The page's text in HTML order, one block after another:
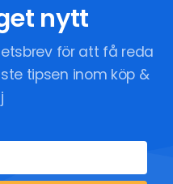
nytt
för att få reda
tipsen inom köp &